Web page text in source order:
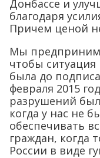
Донбассе и
благодаря
Причем ценой
Мы
чтобы ситуация
была до
февраля 2015
разрушений
когда у нас не
обеспечивать
граждан, когда
России в виде